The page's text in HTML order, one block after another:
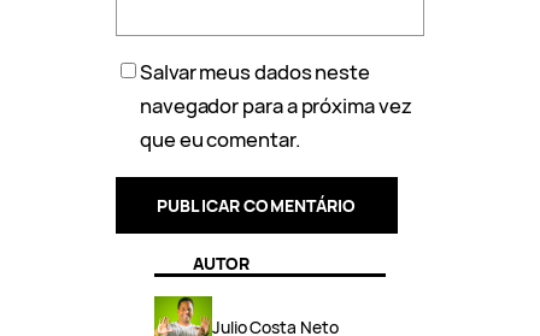
Salvar meus dados neste
navegador para a próxima vez
que eu comentar.
AUTOR
Julio Costa Neto